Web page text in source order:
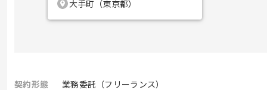
大手町（東京都）
契約形態
業務委託（フリーランス）